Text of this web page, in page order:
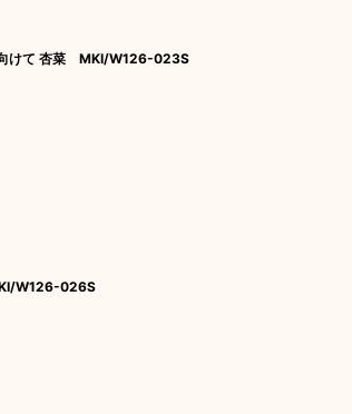
向けて 杏菜 MKI/W126-023S
W126-026S